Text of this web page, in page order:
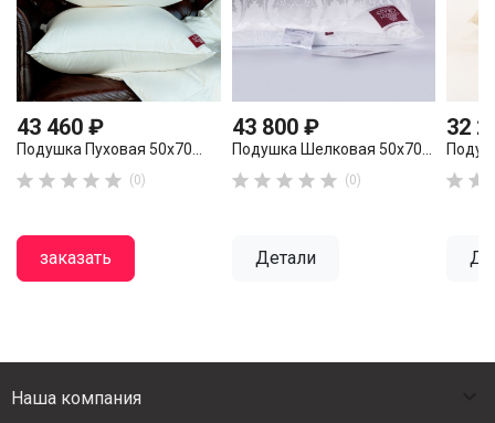
43 460 ₽
Подушка Пуховая 50х70...
     (0)
заказать
43 800 ₽
Подушка Шелковая 50х70...
     (0)
Детали
32
 
Наша компания